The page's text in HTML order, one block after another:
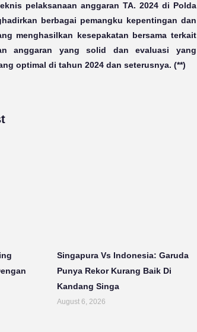
pelaksanaan anggaran TA. 2024 di Polda
berbagai pemangku kepentingan dan
menghasilkan kesepakatan bersama terkait
anggaran yang solid dan evaluasi yang
optimal di tahun 2024 dan seterusnya. (**)
Singapura Vs Indonesia: Garuda
Punya Rekor Kurang Baik Di
Kandang Singa
August 6, 2026